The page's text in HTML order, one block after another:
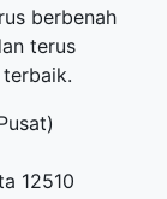
berbenah
terus
12510